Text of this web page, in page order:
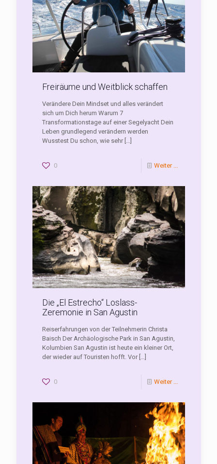
Freiräume und Weitblick schaffen
Verändere Dein Mindset und alles verändert
sich um Dich herum Warum 7
Transformationstage auf einer Segelyacht Dein
Leben grundlegend verändern werden
Wusstest Du schon, wie sehr[…]
0 Weiter ...
Die „El Estrecho“ Loslass-
Zeremonie in San Agustin
Reiserfahrungen von der Teilnehmerin Christa
Baisch Der Archäologische Park in San Agustin,
Kolumbien San Agustin ist heute ein kleiner Ort,
der wieder auf Touristen hofft. Vor[…]
0 Weiter ...